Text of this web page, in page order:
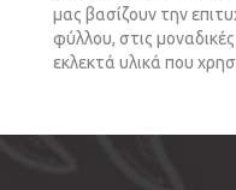
µας βασίζουν την
φύλλου, στις
εκλεκτά υλικά που